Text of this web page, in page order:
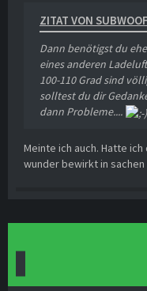
ZITAT VON
Dann benötigst du
eines anderen
100-110 Grad sind
solltest du dir
dann Probleme....
Meinte ich auch. Hatte
wunder bewirkt in